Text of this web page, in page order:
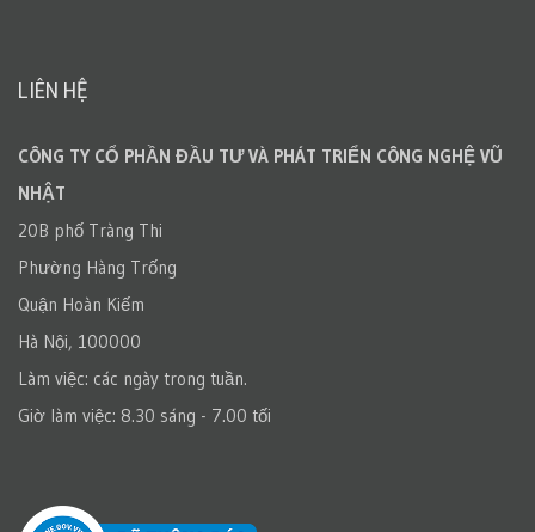
LIÊN HỆ
CÔNG TY CỔ PHẦN ĐẦU TƯ VÀ PHÁT TRIỂN CÔNG NGHỆ VŨ
NHẬT
20B phố Tràng Thi
Phường Hàng Trống
Quận Hoàn Kiếm
Hà Nội, 100000
Làm việc: các ngày trong tuần.
Giờ làm việc: 8.30 sáng - 7.00 tối